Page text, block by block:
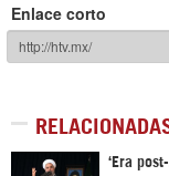
Enlace corto
‘Era